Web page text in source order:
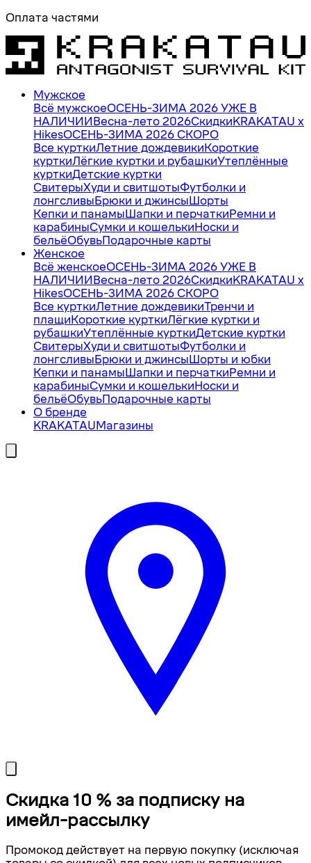
Оплата частями
Мужское
Всё мужскоеОСЕНЬ-ЗИМА 2026 УЖЕ В
НАЛИЧИИВесна-лето 2026СкидкиKRAKATAU x
HikesОСЕНЬ-ЗИМА 2026 СКОРО
Все курткиЛетние дождевикиКороткие
курткиЛёгкие куртки и рубашкиУтеплённые
курткиДетские куртки
СвитерыХуди и свитшотыФутболки и
лонгсливыБрюки и джинсыШорты
Кепки и панамыШапки и перчаткиРемни и
карабиныСумки и кошелькиНоски и
бельёОбувьПодарочные карты
Женское
Всё женскоеОСЕНЬ-ЗИМА 2026 УЖЕ В
НАЛИЧИИВесна-лето 2026СкидкиKRAKATAU x
HikesОСЕНЬ-ЗИМА 2026 СКОРО
Все курткиЛетние дождевикиТренчи и
плащиКороткие курткиЛёгкие куртки и
рубашкиУтеплённые курткиДетские куртки
СвитерыХуди и свитшотыФутболки и
лонгсливыБрюки и джинсыШорты и юбки
Кепки и панамыШапки и перчаткиРемни и
карабиныСумки и кошелькиНоски и
бельёОбувьПодарочные карты
О бренде
KRAKATAUМагазины
Скидка 10 % за подписку на
имейл-рассылку
Промокод действует на первую покупку (исключая